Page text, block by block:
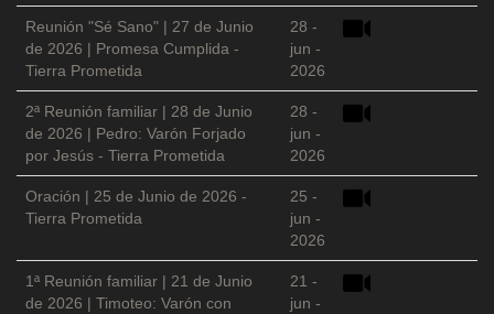
Reunión "Sé Sano" | 27 de Junio
de 2026 | Promesa Cumplida -
Tierra Prometida
28 -
jun -
2026
2ª Reunión familiar | 28 de Junio
de 2026 | Pedro: Varón Forjado
por Jesús - Tierra Prometida
28 -
jun -
2026
Oración | 25 de Junio de 2026 -
Tierra Prometida
25 -
jun -
2026
1ª Reunión familiar | 21 de Junio
de 2026 | Timoteo: Varón con
21 -
jun -